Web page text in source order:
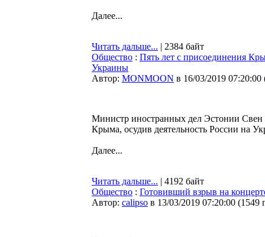
Далее...
Читать дальше... | 2384 байт
Общество : Пять лет с присоединения
Украины
Автор: MONMOON в 16/03/2019 07:20:00
Министр иностранных дел Эстонии Свен
Крыма, осудив деятельность России на
Далее...
Читать дальше... | 4192 байт
Общество : Готовивший взрыв на
Автор: calipso в 13/03/2019 07:20:00 (1549